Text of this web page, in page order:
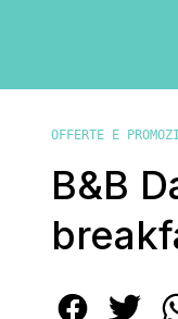
OFFERTE E
B&B